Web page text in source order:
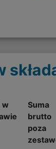
w
Suma
brutto
poza